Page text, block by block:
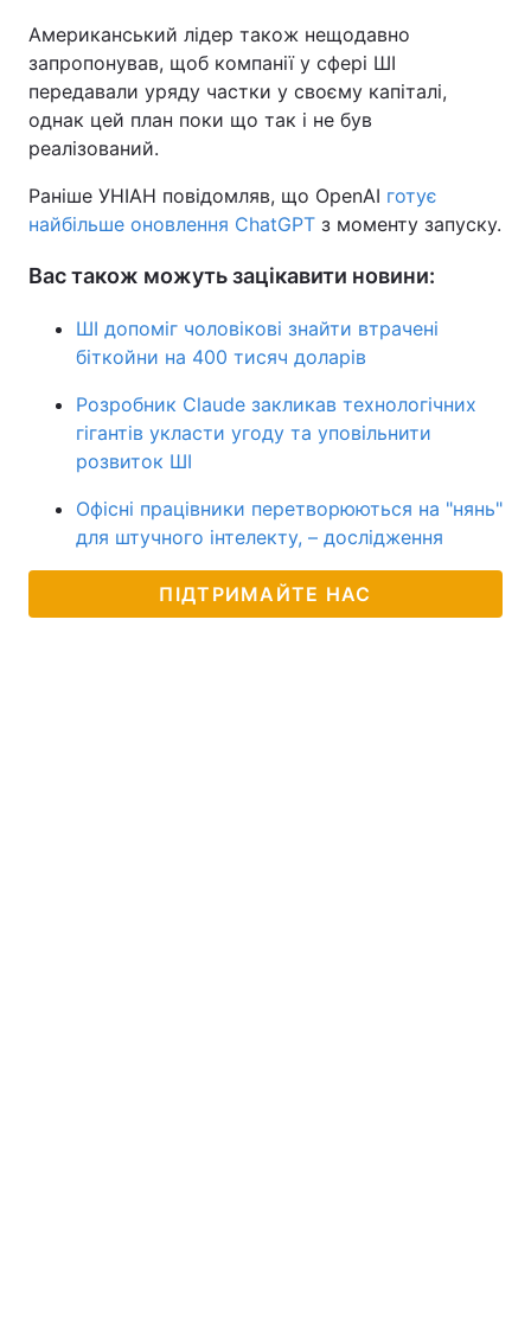
Американський лідер також нещодавно
запропонував, щоб компанії у сфері ШІ
передавали уряду частки у своєму капіталі,
однак цей план поки що так і не був
реалізований.
Раніше УНІАН повідомляв, що OpenAI готує
найбільше оновлення ChatGPT з моменту запуску.
Вас також можуть зацікавити новини:
ШІ допоміг чоловікові знайти втрачені
біткойни на 400 тисяч доларів
Розробник Claude закликав технологічних
гігантів укласти угоду та уповільнити
розвиток ШІ
Офісні працівники перетворюються на "нянь"
для штучного інтелекту, – дослідження
ПІДТРИМАЙТЕ НАС